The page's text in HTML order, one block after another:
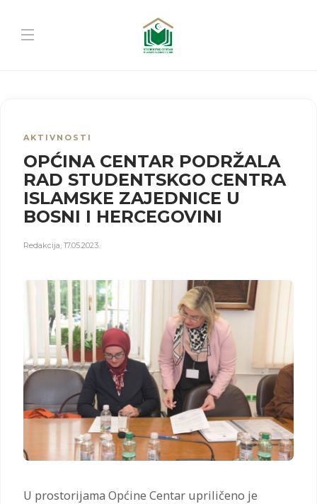
AKTIVNOSTI
OPĆINA CENTAR PODRŽALA
RAD STUDENTSKGO CENTRA
ISLAMSKE ZAJEDNICE U
BOSNI I HERCEGOVINI
Redakcija, 17.05.2023.
U prostorijama Općine Centar upriličeno je